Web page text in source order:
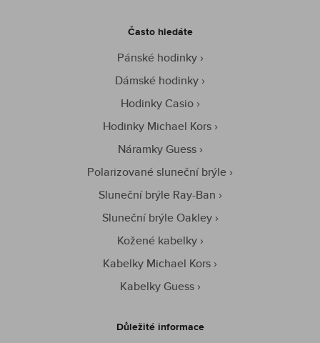
Často hledáte
Pánské hodinky
Dámské hodinky
Hodinky Casio
Hodinky Michael Kors
Náramky Guess
Polarizované sluneční brýle
Sluneční brýle Ray-Ban
Sluneční brýle Oakley
Kožené kabelky
Kabelky Michael Kors
Kabelky Guess
Důležité informace